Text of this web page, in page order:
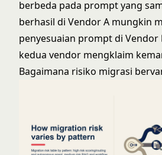
berbeda pada prompt yang
berhasil di Vendor A mungkin
penyesuaian prompt di Vendor
kedua vendor mengklaim
Bagaimana risiko migrasi